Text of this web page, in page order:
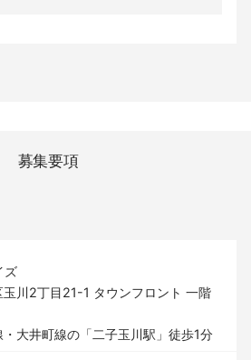
募集要項
ズ
玉川2丁目21-1 タウンフロント 一階
大井町線の「二子玉川駅」徒歩1分